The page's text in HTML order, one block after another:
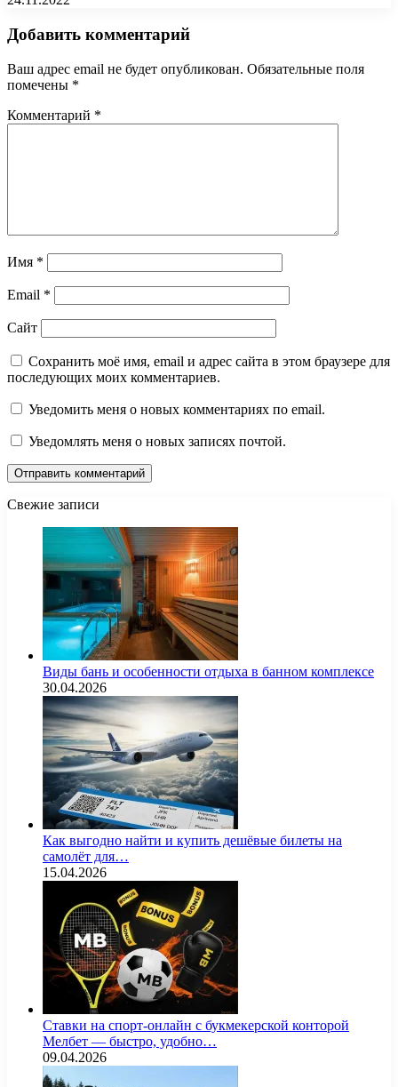
Добавить комментарий
Ваш адрес email не будет опубликован. Обязательные поля
помечены *
Комментарий *
Имя *
Email *
Сайт
Сохранить моё имя, email и адрес сайта в этом браузере для
последующих моих комментариев.
Уведомить меня о новых комментариях по email.
Уведомлять меня о новых записях почтой.
Свежие записи
Виды бань и особенности отдыха в банном комплексе
30.04.2026
Как выгодно найти и купить дешёвые билеты на
самолёт для…
15.04.2026
Ставки на спорт-онлайн с букмекерской конторой
Мелбет — быстро, удобно…
09.04.2026